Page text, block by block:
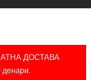
ДОСТАВА
денари.